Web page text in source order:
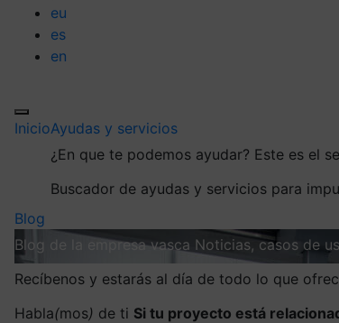
eu
es
en
InicioAyudas y servicios
¿En que te podemos ayudar? Este es el
Buscador de ayudas y servicios para
Blog
Blog de la empresa vasca Noticias, casos de
Recíbenos y estarás al día de todo lo que
Habla(mos) de ti Si tu proyecto está